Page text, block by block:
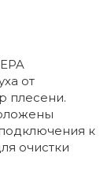
от
плесени.
к
очистки